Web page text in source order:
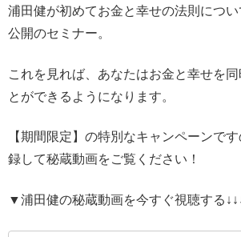
浦田健が初めてお金と幸せの法則につ
公開のセミナー。
これを見れば、あなたはお金と幸せを
とができるようになります。
【期間限定】の特別なキャンペーンで
録して秘蔵動画をご覧ください！
▼浦田健の秘蔵動画を今すぐ視聴する